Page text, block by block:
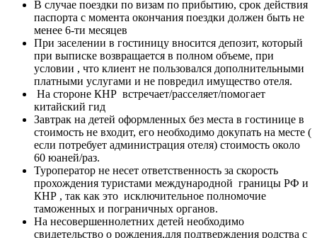
В случае поездки по визам по прибытию, срок действия
паспорта с момента окончания поездки должен быть не
менее 6-ти месяцев
При заселении в гостиницу вносится депозит, который
при выписке возвращается в полном объеме, при
условии , что клиент не пользовался дополнительными
платными услугами и не повредил имущество отеля.
На стороне КНР встречает/расселяет/помогает
китайский гид
Завтрак на детей оформленных без места в гостинице в
стоимость не входит, его необходимо докупать на месте (
если потребует администрация отеля) стоимость около
60 юаней/раз.
Туроператор не несет ответственность за скорость
прохождения туристами международной границы РФ и
КНР , так как это исключительное полномочие
таможенных и пограничных органов.
На несовершеннолетних детей необходимо
свидетельство о рождения,для подтверждения родства с